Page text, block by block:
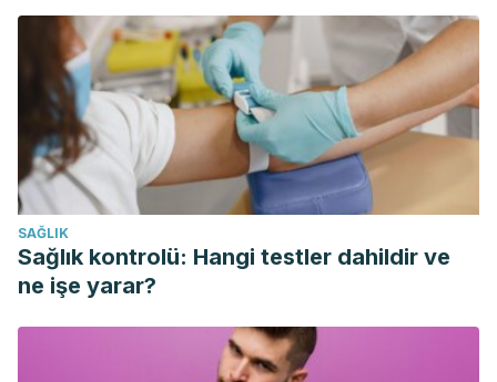
SAĞLIK
Sağlık kontrolü: Hangi testler dahildir ve
ne işe yarar?